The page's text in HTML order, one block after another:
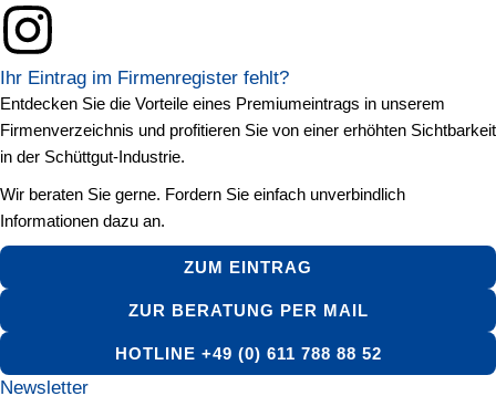
Ihr Eintrag im Firmenregister fehlt?
Entdecken Sie die Vorteile eines Premiumeintrags in unserem
Firmenverzeichnis und profitieren Sie von einer erhöhten Sichtbarkeit
in der Schüttgut-Industrie.
Wir beraten Sie gerne. Fordern Sie einfach unverbindlich
Informationen dazu an.
ZUM EINTRAG
ZUR BERATUNG PER MAIL
HOTLINE +49 (0) 611 788 88 52
Newsletter